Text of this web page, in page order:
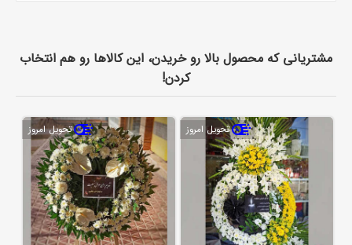
مشتریانی که محصول بالا رو خریدن، این کالاها رو هم انتخاب
کردن!
تحویل امروز تحویل امروز